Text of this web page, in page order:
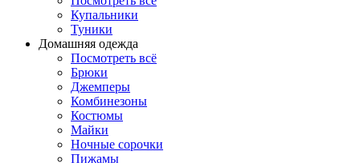
Купальники
Туники
Домашняя одежда
Посмотреть всё
Брюки
Джемперы
Комбинезоны
Костюмы
Майки
Ночные сорочки
Пижамы